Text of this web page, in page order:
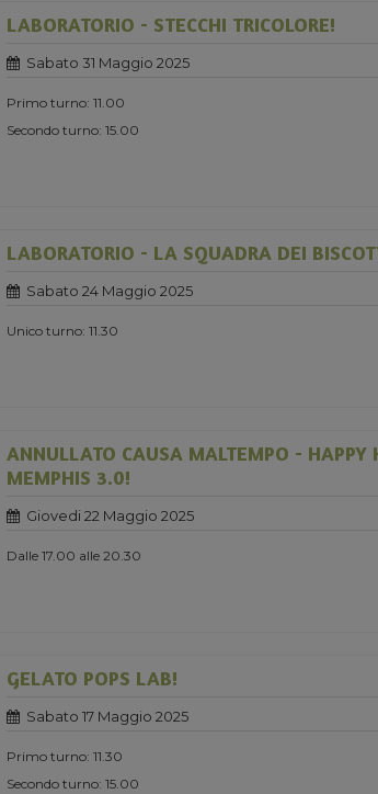
LABORATORIO - STECCHI TRICOLORE!
Sabato 31 Maggio 2025
Primo turno: 11.00
Secondo turno: 15.00
LABORATORIO - LA SQUADRA DEI
Sabato 24 Maggio 2025
Unico turno: 11.30
ANNULLATO CAUSA MALTEMPO - HAPPY
MEMPHIS 3.0!
Giovedi 22 Maggio 2025
Dalle 17.00 alle 20.30
GELATO POPS LAB!
Sabato 17 Maggio 2025
Primo turno: 11.30
Secondo turno: 15.00